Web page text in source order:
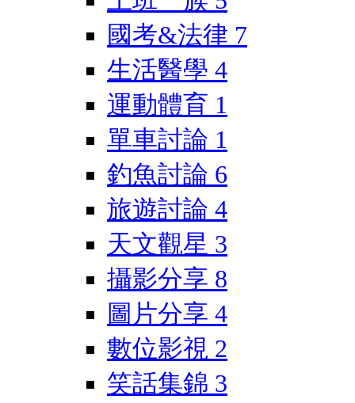
國考&法律 7
生活醫學 4
運動體育 1
單車討論 1
釣魚討論 6
旅遊討論 4
天文觀星 3
攝影分享 8
圖片分享 4
數位影視 2
笑話集錦 3